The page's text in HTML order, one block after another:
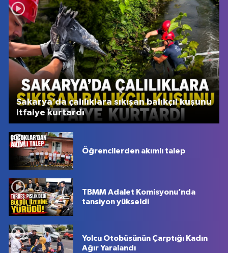
Sakarya’da çalılıklara sıkışan balıkçıl kuşunu
itfaiye kurtardı
Öğrencilerden akımlı talep
TBMM Adalet Komisyonu’nda
tansiyon yükseldi
Yolcu Otobüsünün Çarptığı Kadın
Ağır Yaralandı